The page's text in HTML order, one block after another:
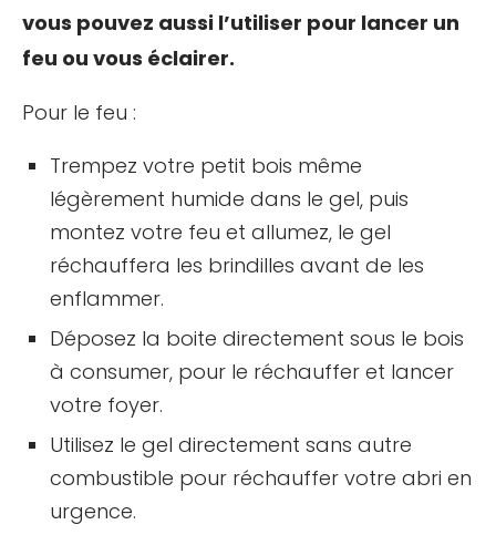
vous pouvez aussi l’utiliser pour lancer un
feu ou vous éclairer.
Pour le feu :
Trempez votre petit bois même
légèrement humide dans le gel, puis
montez votre feu et allumez, le gel
réchauffera les brindilles avant de les
enflammer.
Déposez la boite directement sous le bois
à consumer, pour le réchauffer et lancer
votre foyer.
Utilisez le gel directement sans autre
combustible pour réchauffer votre abri en
urgence.